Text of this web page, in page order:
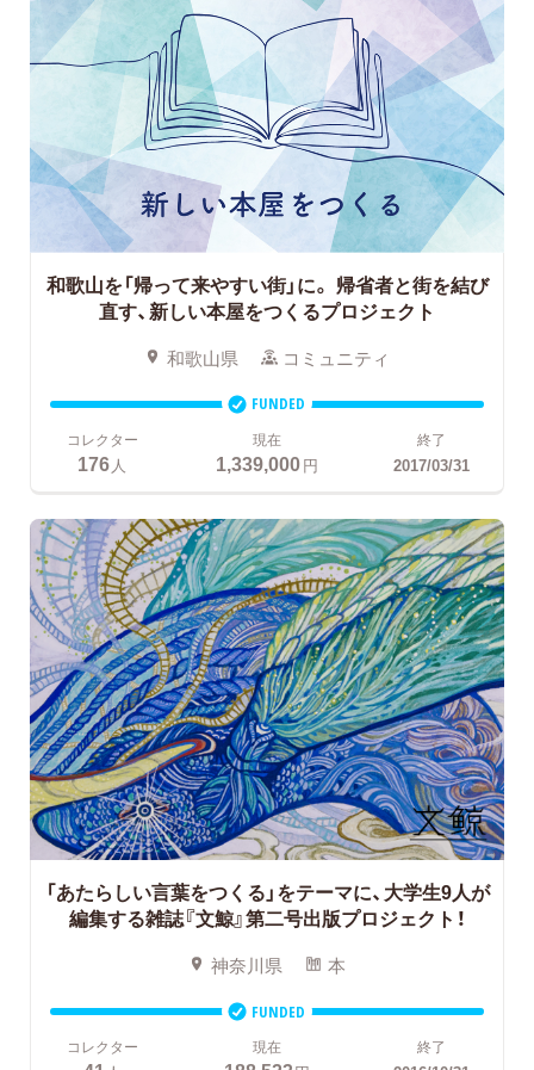
和歌山を「帰って来やすい街」に。 帰省者と街を結び
直す、新しい本屋をつくるプロジェクト
和歌山県 コミュニティ
FUNDED
コレクター
176 人
現在
1,339,000円
終了
2017/03/31
「あたらしい言葉をつくる」をテーマに、大学生9人が
編集する雑誌『文鯨』第二号出版プロジェクト！
神奈川県 本
FUNDED
コレクター
現在 終了